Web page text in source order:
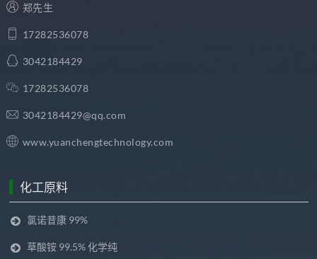
郑先生
17282536078
3042184429
17282536078
3042184429@qq.com
www.yuanchengtechnology.com
化工原料
氯诺昔康 99%
草酸铵 99.5% 化学纯